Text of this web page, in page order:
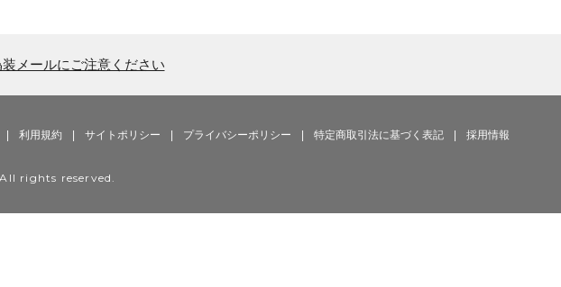
メールにご注意ください
利用規約 サイトポリシー プライバシーポリシー 特定商取引法に基づく表記 採用情報
rights reserved.